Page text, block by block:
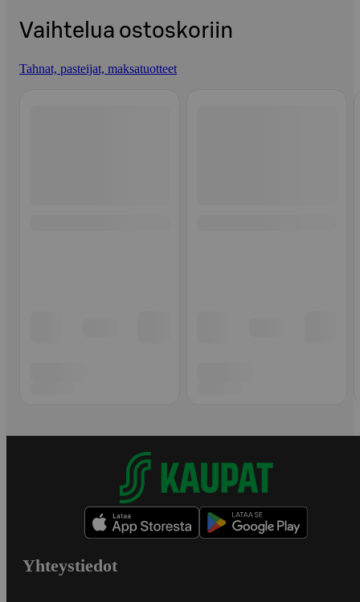
Vaihtelua ostoskoriin
Tahnat, pasteijat, maksatuotteet
Yhteystiedot